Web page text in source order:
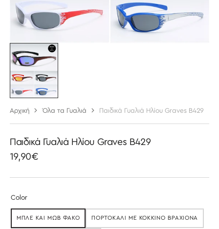
Παιδικά Γυαλιά Ηλίου Graves B429
Κανονική
19,90€
Color
ΜΠΛΕ ΚΑΙ ΜΩΒ ΦΑΚΌ
ΕΞΑΝΤΛΉΘΗΚΕ ΠΟΡΤΟΚΑΛΙ ΜΕ ΚΟΚΚΙΝΟ ΒΡΑΧΙΟΝΑ
ΕΞΑΝΤΛΉΘΗΚΕ
Αρχική Όλα τα Γυαλιά Παιδικά Γυαλιά Ηλίου Graves B429